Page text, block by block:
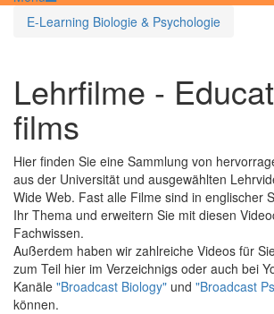
E-Learning Biologie & Psychologie
Lehrfilme -
films
Hier finden Sie eine Sammlung von
aus der Universität und ausgewählten
Wide Web. Fast alle Filme sind in englischer
Ihr Thema und erweitern Sie mit diesen
Fachwissen.
Außerdem haben wir zahlreiche Videos für
zum Teil hier im Verzeichnigs oder auch bei
Kanäle "Broadcast Biology" und "Broadcast
können.